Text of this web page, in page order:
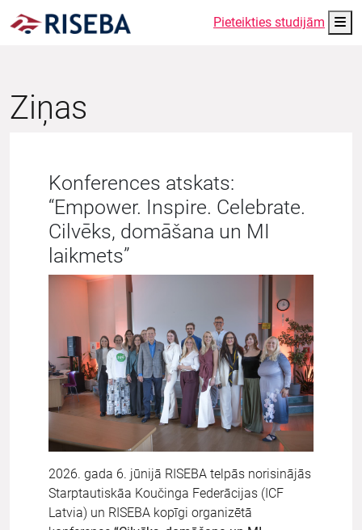
Pieteikties studijām
Ziņas
Konferences atskats:
“Empower. Inspire. Celebrate.
Cilvēks, domāšana un MI
laikmets”
2026. gada 6. jūnijā RISEBA telpās norisinājās
Starptautiskāa Koučinga Federācijas (ICF
Latvia) un RISEBA kopīgi organizētā